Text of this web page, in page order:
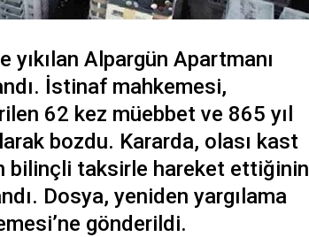
yıkılan Alpargün Apartmanı
İstinaf mahkemesi,
62 kez müebbet ve 865 yıl
bozdu. Kararda, olası kast
bilinçli taksirle hareket ettiğinin
Dosya, yeniden yargılama
gönderildi.